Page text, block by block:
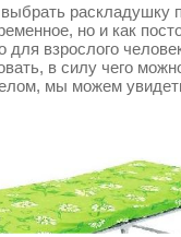
раскладушку
но и как
взрослого
в силу чего
мы можем